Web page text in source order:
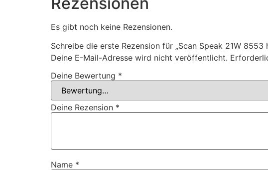
Es gibt noch keine Rezensionen.
Schreibe die erste Rezension für „Scan Speak 21W
Deine E-Mail-Adresse wird nicht veröffentlicht.
Deine Bewertung *
Deine Rezension *
Name *